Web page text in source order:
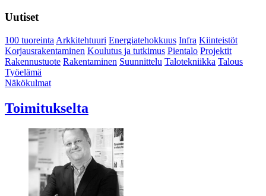
Uutiset
100 tuoreinta Arkkitehtuuri Energiatehokkuus Infra Kiinteistöt
Korjausrakentaminen Koulutus ja tutkimus Pientalo Projektit
Rakennustuote Rakentaminen Suunnittelu Talotekniikka Talous
Työelämä
Näkökulmat
Toimitukselta